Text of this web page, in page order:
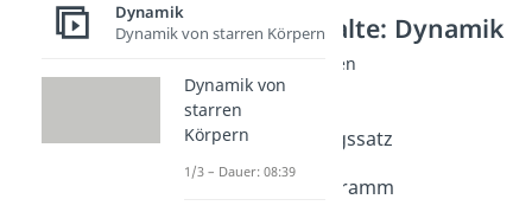
Weitere Inhalte: Dynamik
Energie: Grundlagen
Was ist Energie?
Dauer: 04:45
Energieerhaltungssatz
Dauer: 03:45
Energieflussdiagramm
Dynamik
Dynamik von starren Körpern
Dynamik von
starren
Körpern
1/3 – Dauer: 08:39